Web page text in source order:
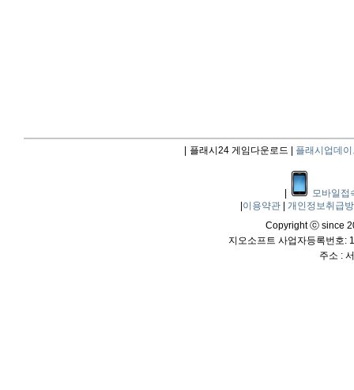
플래시24 게임다운로드 | 플래시업데이
모바일접
이용약관
개인정보취급
Copyright ⓒ since
지오소프트 사업자등록번호:
주소 :